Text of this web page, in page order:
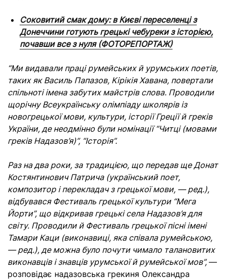
Соковитий смак дому: в Києві переселенці з
Донеччини готують грецькі чебуреки з історією,
почавши все з нуля (ФОТОРЕПОРТАЖ)
“Ми видавали праці румейських й урумських поетів,
таких як Василь Папазов, Кірікія Хавана, повертали
спільноті імена забутих майстрів слова. Проводили
щорічну Всеукраїнську олімпіаду школярів із
новогрецької мови, культури, історії Греції й греків
України, де неодмінно були номінації “Читці (мовами
греків Надазов’я)”, “Історія”.
Раз на два роки, за традицією, що передав ще Донат
Костянтинович Патрича (український поет,
композитор і перекладач з грецької мови, — ред.),
відбувався Фестиваль грецької культури “Мега
Йорти”, що відкривав грецькі села Надазов’я для
світу. Проводили й Фестиваль грецької пісні імені
Тамари Каци (виконавиці, яка співала румейською,
— ред.), де можна було почути чимало талановитих
виконавців і знавців урумської й румейської мов”, —
розповідає надазовська грекиня Олександра